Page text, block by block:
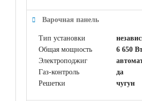
Варочная панель
Тип установки
Общая мощность
6 650
Электроподжиг
Газ-контроль
да
Решетки
чугун